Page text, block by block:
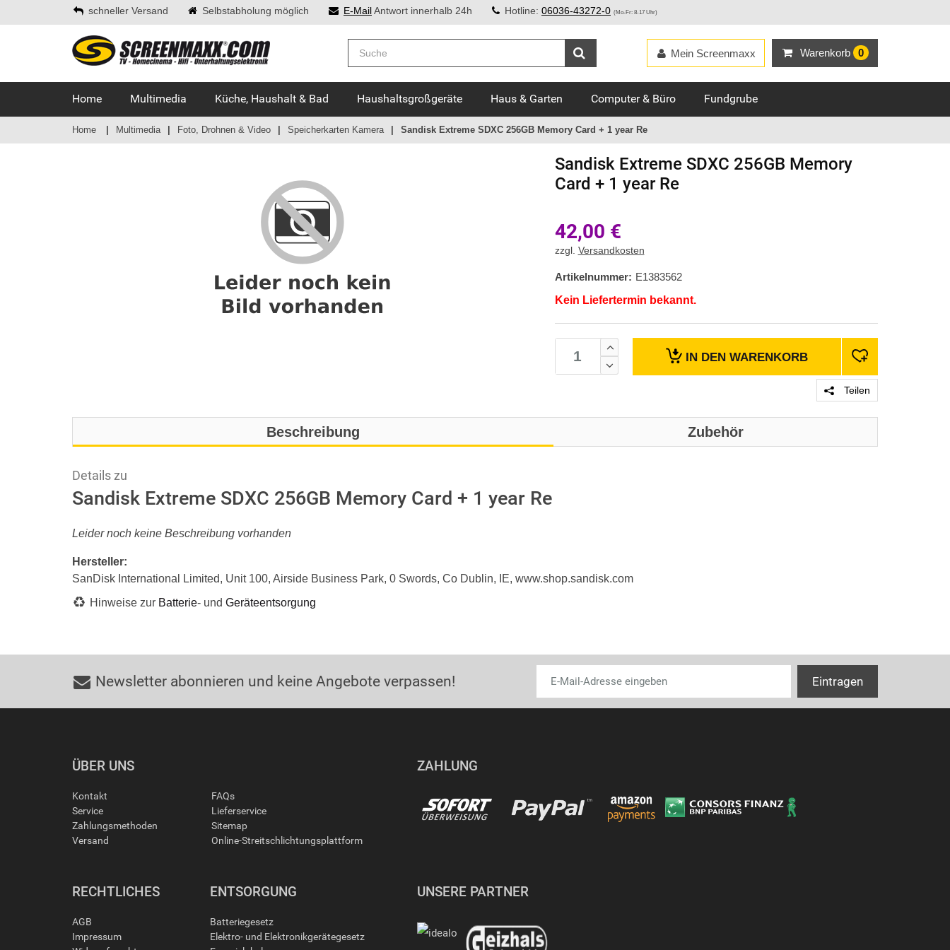
schneller Versand Selbstabholung möglich E-MailAntwort innerhalb 24h Hotline: 06036-43272-0 (Mo-Fr: 8-17 Uhr)
Warenkorb 0
Mein Screenmaxx
Home Multimedia Küche, Haushalt & Bad Haushaltsgroßgeräte Haus & Garten Computer & Büro Fundgrube
Home Multimedia Foto, Drohnen & Video Speicherkarten Kamera Sandisk Extreme SDXC 256GB Memory Card + 1 year Re
Sandisk Extreme SDXC 256GB Memory
Card + 1 year Re
42,00 €
zzgl. Versandkosten
Artikelnummer: E1383562
Kein Liefertermin bekannt.
IN DEN WARENKORB
Teilen
Beschreibung Zubehör
Details zu
Sandisk Extreme SDXC 256GB Memory Card + 1 year Re
Leider noch keine Beschreibung vorhanden
Hersteller:
SanDisk International Limited, Unit 100, Airside Business Park, 0 Swords, Co Dublin, IE, www.shop.sandisk.com
Hinweise zur Batterie- und Geräteentsorgung
Newsletter abonnieren und keine Angebote verpassen!
ÜBER UNS
Kontakt
Service
Zahlungsmethoden
Versand
FAQs
Lieferservice
Sitemap
Online-Streitschlichtungsplattform
ZAHLUNG
RECHTLICHES
AGB
Impressum
ENTSORGUNG
Batteriegesetz
Elektro- und Elektronikgerätegesetz
UNSERE PARTNER